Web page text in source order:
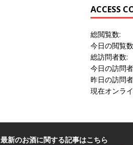
ACCESS
総閲覧数:
今日の閲覧
総訪問者数:
今日の訪問
昨日の訪問
現在オンラ
最新のお酒に関する記事はこちら